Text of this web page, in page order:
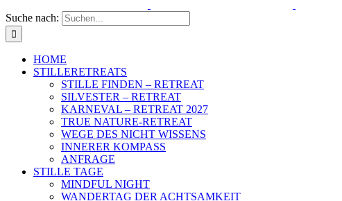
Suche nach:
HOME
STILLERETREATS
STILLE FINDEN – RETREAT
SILVESTER – RETREAT
KARNEVAL – RETREAT 2027
TRUE NATURE-RETREAT
WEGE DES NICHT WISSENS
INNERER KOMPASS
ANFRAGE
STILLE TAGE
MINDFUL NIGHT
WANDERTAG DER ACHTSAMKEIT